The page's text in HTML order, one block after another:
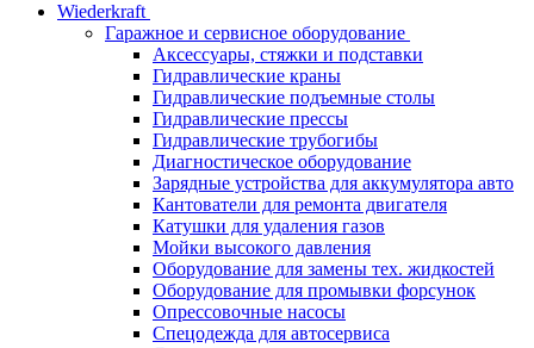
Wiederkraft
Гаражное и сервисное оборудование
Аксессуары, стяжки и подставки
Гидравлические краны
Гидравлические подъемные столы
Гидравлические прессы
Гидравлические трубогибы
Диагностическое оборудование
Зарядные устройства для аккумулятора авто
Кантователи для ремонта двигателя
Катушки для удаления газов
Мойки высокого давления
Оборудование для замены тех. жидкостей
Оборудование для промывки форсунок
Опрессовочные насосы
Спецодежда для автосервиса